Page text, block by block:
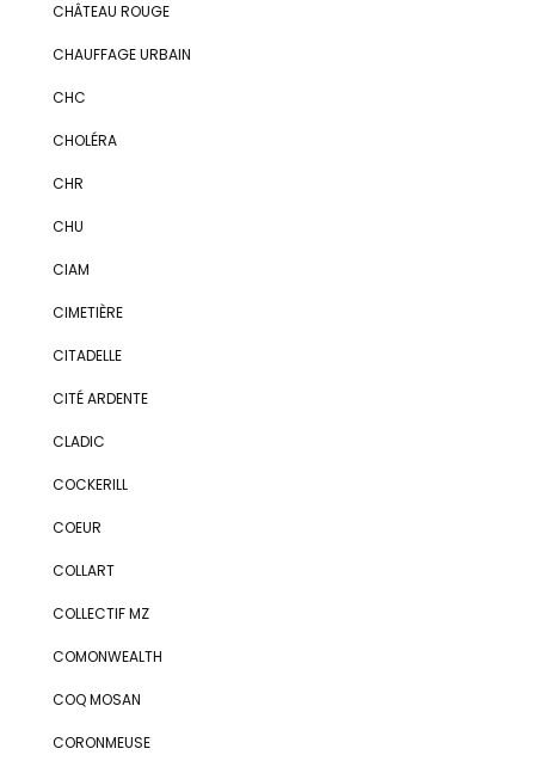
CHÂTEAU ROUGE
CHAUFFAGE URBAIN
CHC
CHOLÉRA
CHR
CHU
CIAM
CIMETIÈRE
CITADELLE
CITÉ ARDENTE
CLADIC
COCKERILL
COEUR
COLLART
COLLECTIF MZ
COMONWEALTH
COQ MOSAN
CORONMEUSE